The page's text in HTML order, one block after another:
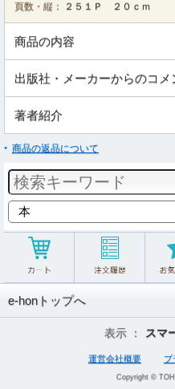
頁数・縦：
２５１Ｐ ２０ｃｍ
商品の内容
出版社・メーカーからのコメ
著者紹介
商品の返品について
e-honトップへ
表示 ： スマ
運営会社概要 プ
Copyright ©